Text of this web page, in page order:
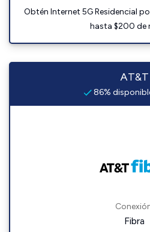
Obtén Internet 5G Residencial
hasta $200 de
AT&T
86%
Fibra